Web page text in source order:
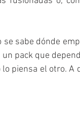
sabe dónde
pack que
piensa el otro. A